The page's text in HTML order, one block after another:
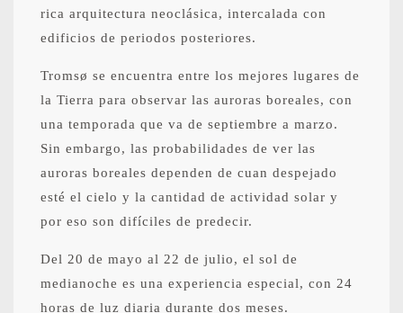
rica arquitectura neoclásica, intercalada con
edificios de periodos posteriores.
Tromsø se encuentra entre los mejores lugares de
la Tierra para observar las auroras boreales, con
una temporada que va de septiembre a marzo.
Sin embargo, las probabilidades de ver las
auroras boreales dependen de cuan despejado
esté el cielo y la cantidad de actividad solar y
por eso son difíciles de predecir.
Del 20 de mayo al 22 de julio, el sol de
medianoche es una experiencia especial, con 24
horas de luz diaria durante dos meses.